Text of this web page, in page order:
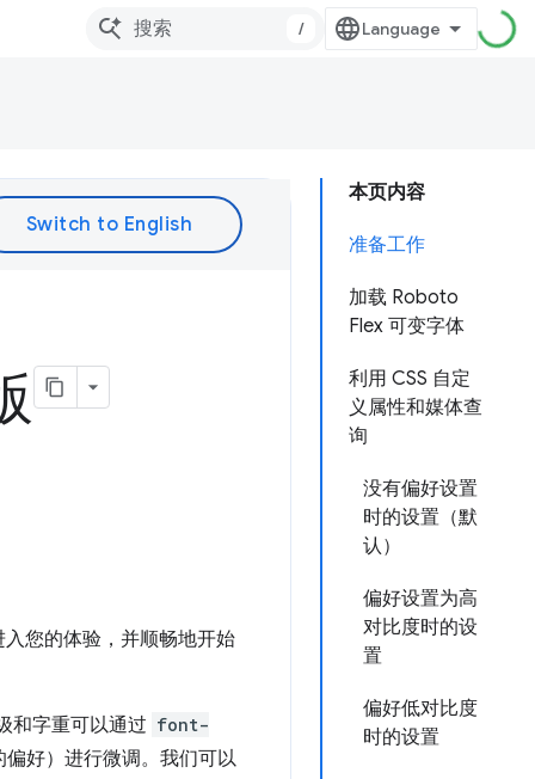
/
本页内容
准备工作
加载 Roboto
Flex 可变字体
利用 CSS 自定
义属性和媒体查
询
没有偏好设置
时的设置（默
认）
偏好设置为高
对比度时的设
置
偏好低对比度
时的设置
您的体验，并顺畅地开始
和字重可以通过 font-
好）进行微调。我们可以